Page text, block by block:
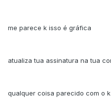
me parece k isso é gráfica
atualiza tua assinatura na tua
qualquer coisa parecido com o